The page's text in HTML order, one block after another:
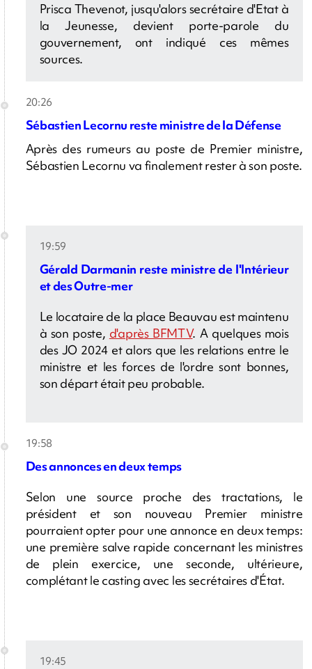
Prisca Thevenot, jusqu'alors secrétaire d'Etat à
la Jeunesse, devient porte-parole du
gouvernement, ont indiqué ces mêmes
sources.
20:26
Sébastien Lecornu reste ministre de la Défense
Après des rumeurs au poste de Premier ministre,
Sébastien Lecornu va finalement rester à son poste.
19:59
Gérald Darmanin reste ministre de l'Intérieur
et des Outre-mer
Le locataire de la place Beauvau est maintenu
à son poste, d'après BFMTV. A quelques mois
des JO 2024 et alors que les relations entre le
ministre et les forces de l'ordre sont bonnes,
son départ était peu probable.
19:58
Des annonces en deux temps
Selon une source proche des tractations, le
président et son nouveau Premier ministre
pourraient opter pour une annonce en deux temps:
une première salve rapide concernant les ministres
de plein exercice, une seconde, ultérieure,
complétant le casting avec les secrétaires d'État.
19:45